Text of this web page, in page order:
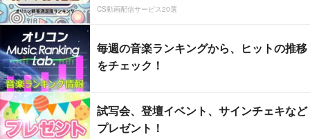
CS動画配信サービス20選
毎週の音楽ランキングから、ヒットの推移
をチェック！
試写会、登壇イベント、サインチェキなど
プレゼント！